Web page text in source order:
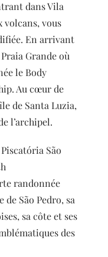
dans Vila
volcans, vous
En arrivant
Grande où
le Body
Au cœur de
de Santa Luzia,
l’archipel.
São
randonnée
de São Pedro, sa
sa côte et ses
des